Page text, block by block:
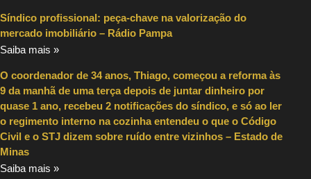
Síndico profissional: peça-chave na valorização do
mercado imobiliário – Rádio Pampa
Saiba mais »
O coordenador de 34 anos, Thiago, começou a reforma às
9 da manhã de uma terça depois de juntar dinheiro por
quase 1 ano, recebeu 2 notificações do síndico, e só ao ler
o regimento interno na cozinha entendeu o que o Código
Civil e o STJ dizem sobre ruído entre vizinhos – Estado de
Minas
Saiba mais »